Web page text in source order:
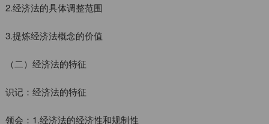
2.经济法的具体调整范围
3.提炼经济法概念的价值
（二）经济法的特征
识记：经济法的特征
领会：1.经济法的经济性和规制性